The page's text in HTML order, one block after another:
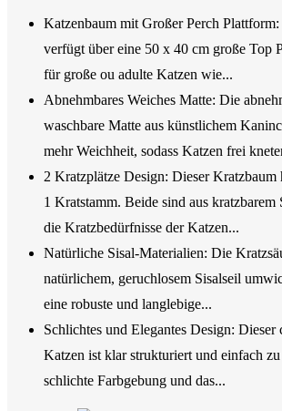
Katzenbaum mit Großer Perch
verfügt über eine 50 x 40 cm große Top
für große ou adulte Katzen wie...
Abnehmbares Weiches Matte: Die
waschbare Matte aus künstlichem
mehr Weichheit, sodass Katzen frei
2 Kratzplätze Design: Dieser Kratzbaum
1 Kratstamm. Beide sind aus kratzbarem
die Kratzbedürfnisse der Katzen...
Natürliche Sisal-Materialien: Die
natürlichem, geruchlosem Sisalseil
eine robuste und langlebige...
Schlichtes und Elegantes Design: Dieser
Katzen ist klar strukturiert und einfach
schlichte Farbgebung und das...